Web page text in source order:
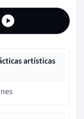
artísticas